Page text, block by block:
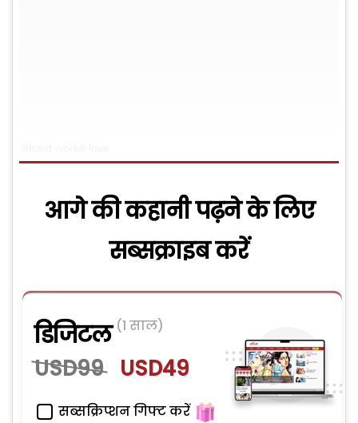
आगे की कहानी पढ़ने के लिए
सब्सक्राइब करें
डिजिटल (1 साल)
USD99 USD49
सब्सक्रिप्शन गिफ्ट करें